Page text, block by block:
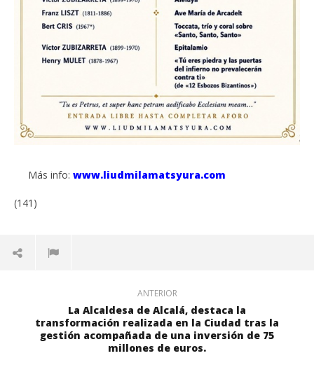
Más info: www.liudmilamatsyura.com
(141)
ANTERIOR
La Alcaldesa de Alcalá, destaca la
transformación realizada en la Ciudad tras la
gestión acompañada de una inversión de 75
millones de euros.